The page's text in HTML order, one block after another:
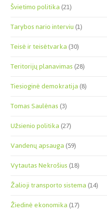
Švietimo politika(21)
Tarybos nario interviu(1)
Teisė ir teisėtvarka(30)
Teritorijų planavimas(28)
Tiesioginė demokratija(8)
Tomas Saulėnas(3)
Užsienio politika(27)
Vandenų apsauga(59)
Vytautas Nekrošius(18)
Žalioji transporto sistema(14)
Žiedinė ekonomika(17)